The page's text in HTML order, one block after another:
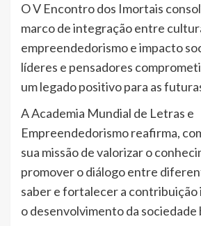
O V Encontro dos Imortais
marco de integração entre
empreendedorismo e impacto
líderes e pensadores
um legado positivo para as
A Academia Mundial de Letras e
Empreendedorismo reafirma,
sua missão de valorizar o
promover o diálogo entre
saber e fortalecer a
o desenvolvimento da sociedade